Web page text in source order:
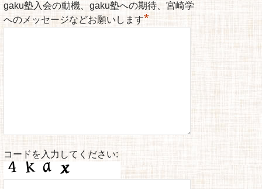
gaku塾入会の動機、gaku塾への期待、宮崎学
へのメッセージなどお願いします*
コードを入力してください: